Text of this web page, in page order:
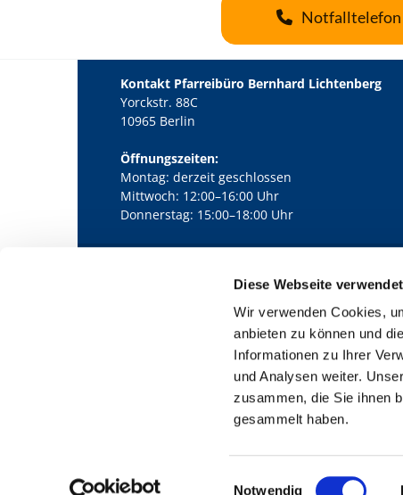
Diese Webseite
Wir verwenden Cookies,
anbieten zu können und
Informationen zu Ihrer
und Analysen weiter.
zusammen, die Sie ihnen
gesammelt haben.
Notwendig
Notfalltelefon
Kontakt Pfarreibüro Bernhard Lichtenberg
Yorckstr. 88C
10965 Berlin
Öffnungszeiten:
Montag: derzeit geschlossen
Mittwoch: 12:00–16:00 Uhr
Donnerstag: 15:00–18:00 Uhr
Kath. Kirchengemeinde Pfarrei